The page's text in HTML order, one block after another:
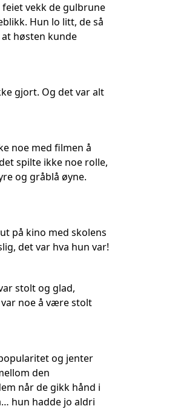
vekk de gulbrune
Hun lo litt, de så
høsten kunde
gjort. Og det var alt
noe med filmen å
spilte ikke noe rolle,
og gråblå øyne.
på kino med skolens
det var hva hun var!
stolt og glad,
noe å være stolt
og jenter
den
når de gikk hånd i
hun hadde jo aldri